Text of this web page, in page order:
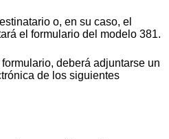
o, en su caso, el
el formulario del modelo 381.
deberá adjuntarse un
de los siguientes